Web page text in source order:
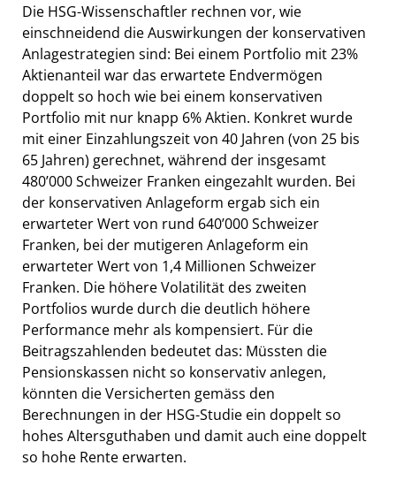
Die HSG-Wissenschaftler rechnen vor, wie
einschneidend die Auswirkungen der konservativen
Anlagestrategien sind: Bei einem Portfolio mit 23%
Aktienanteil war das erwartete Endvermögen
doppelt so hoch wie bei einem konservativen
Portfolio mit nur knapp 6% Aktien. Konkret wurde
mit einer Einzahlungszeit von 40 Jahren (von 25 bis
65 Jahren) gerechnet, während der insgesamt
480’000 Schweizer Franken eingezahlt wurden. Bei
der konservativen Anlageform ergab sich ein
erwarteter Wert von rund 640’000 Schweizer
Franken, bei der mutigeren Anlageform ein
erwarteter Wert von 1,4 Millionen Schweizer
Franken. Die höhere Volatilität des zweiten
Portfolios wurde durch die deutlich höhere
Performance mehr als kompensiert. Für die
Beitragszahlenden bedeutet das: Müssten die
Pensionskassen nicht so konservativ anlegen,
könnten die Versicherten gemäss den
Berechnungen in der HSG-Studie ein doppelt so
hohes Altersguthaben und damit auch eine doppelt
so hohe Rente erwarten.